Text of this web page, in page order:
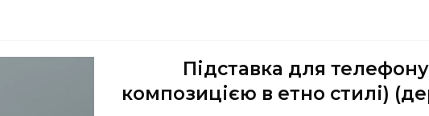
Підставка для
композицією в етно стилі)